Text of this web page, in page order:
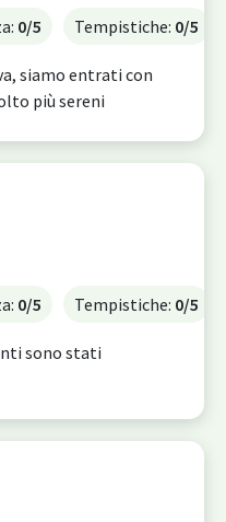
0/5 Tempistiche: 0/5
siamo entrati con
più sereni
0/5 Tempistiche: 0/5
sono stati